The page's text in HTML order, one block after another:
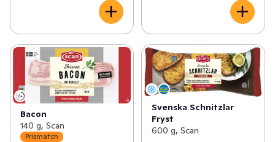
Bacon
140 g, Scan
Prismatch
Svenska Schnitzlar
Fryst
600 g, Scan